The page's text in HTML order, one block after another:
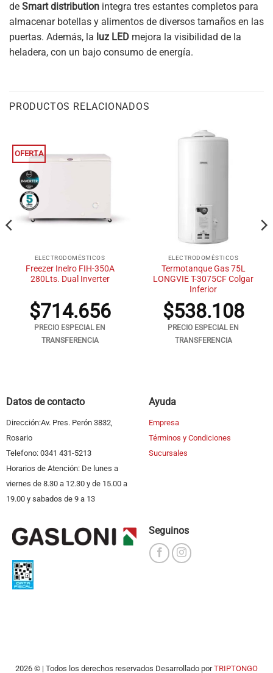
de Smart distribution integra tres estantes completos para
almacenar botellas y alimentos de diversos tamaños en las
puertas. Además, la luz LED mejora la visibilidad de la
heladera, con un bajo consumo de energía.
PRODUCTOS RELACIONADOS
OFERTA
ELECTRODOMÉSTICOS
Freezer Inelro FIH-350A
280Lts. Dual Inverter
$714.656
PRECIO ESPECIAL EN
TRANSFERENCIA
ELECTRODOMÉSTICOS
Termotanque Gas 75L
LONGVIE T-3075CF Colgar
Inferior
$538.108
PRECIO ESPECIAL EN
TRANSFERENCIA
Datos de contacto
Dirección:Av. Pres. Perón 3832,
Rosario
Telefono: 0341 431-5213
Horarios de Atención: De lunes a
viernes de 8.30 a 12.30 y de 15.00 a
19.00 y sabados de 9 a 13
Ayuda
Empresa
Términos y Condiciones
Sucursales
Seguinos
2026 © | Todos los derechos reservados Desarrollado porTRIPTONGO